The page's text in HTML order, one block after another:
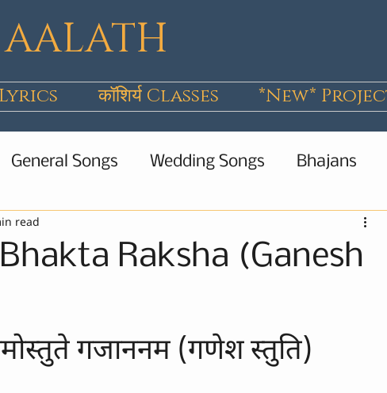
AALATH
Lyrics कॉशिर्य Classes *New*
General Songs Wedding Songs Bhajans
Poems All Kashmiri Pieces
Raksha (Ganesh
read
गजाननम (गणेश स्तुति)